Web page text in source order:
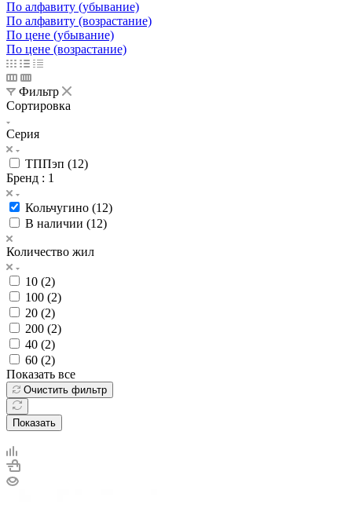
По алфавиту (убывание)
По алфавиту (возрастание)
По цене (убывание)
По цене (возрастание)
Фильтр
Сортировка
Серия
ТППэп (12)
Бренд : 1
Кольчугино (12)
В наличии (12)
Количество жил
10 (2)
100 (2)
20 (2)
200 (2)
40 (2)
60 (2)
Показать все
Очистить фильтр
Показать